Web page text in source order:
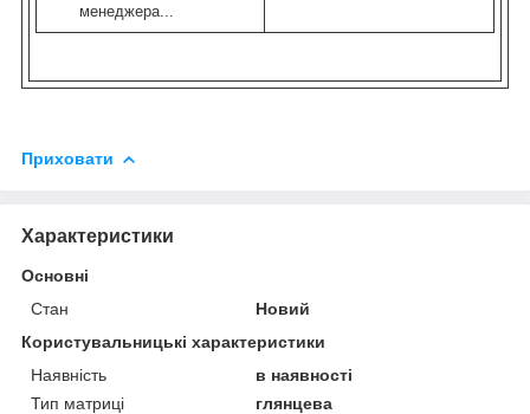
менеджера...
Приховати
Характеристики
Основні
Стан
Новий
Користувальницькі характеристики
Наявність
в наявності
Тип матриці
глянцева